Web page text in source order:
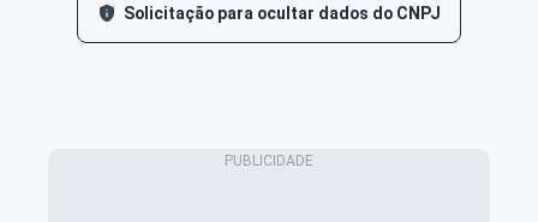
Solicitação para ocultar dados do CNPJ